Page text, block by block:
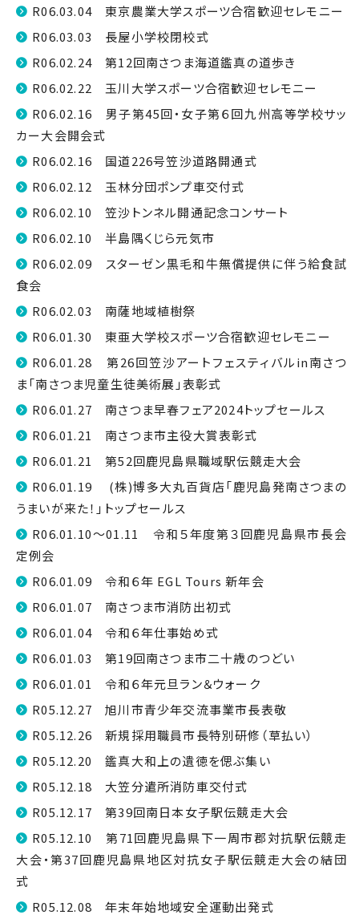
R06.03.04 東京農業大学スポーツ合宿歓迎セレモニー
R06.03.03 長屋小学校閉校式
R06.02.24 第12回南さつま海道鑑真の道歩き
R06.02.22 玉川大学スポーツ合宿歓迎セレモニー
R06.02.16 男子第45回・女子第６回九州高等学校サッ
カー大会開会式
R06.02.16 国道226号笠沙道路開通式
R06.02.12 玉林分団ポンプ車交付式
R06.02.10 笠沙トンネル開通記念コンサート
R06.02.10 半島隅くじら元気市
R06.02.09 スターゼン黒毛和牛無償提供に伴う給食試
食会
R06.02.03 南薩地域植樹祭
R06.01.30 東亜大学校スポーツ合宿歓迎セレモニー
R06.01.28 第26回笠沙アートフェスティバルin南さつ
ま「南さつま児童生徒美術展」表彰式
R06.01.27 南さつま早春フェア2024トップセールス
R06.01.21 南さつま市主役大賞表彰式
R06.01.21 第52回鹿児島県職域駅伝競走大会
R06.01.19 (株)博多大丸百貨店「鹿児島発南さつまの
うまいが来た！」トップセールス
R06.01.10～01.11 令和５年度第３回鹿児島県市長会
定例会
R06.01.09 令和６年 EGL Tours 新年会
R06.01.07 南さつま市消防出初式
R06.01.04 令和６年仕事始め式
R06.01.03 第19回南さつま市二十歳のつどい
R06.01.01 令和６年元旦ラン＆ウォーク
R05.12.27 旭川市青少年交流事業市長表敬
R05.12.26 新規採用職員市長特別研修（草払い）
R05.12.20 鑑真大和上の遺徳を偲ぶ集い
R05.12.18 大笠分遣所消防車交付式
R05.12.17 第39回南日本女子駅伝競走大会
R05.12.10 第71回鹿児島県下一周市郡対抗駅伝競走
大会・第37回鹿児島県地区対抗女子駅伝競走大会の結団
式
R05.12.08 年末年始地域安全運動出発式